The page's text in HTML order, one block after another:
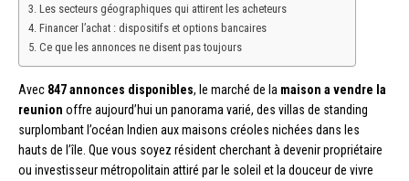
Les secteurs géographiques qui attirent les acheteurs
Financer l’achat : dispositifs et options bancaires
Ce que les annonces ne disent pas toujours
Avec 847 annonces disponibles, le marché de la maison a vendre la
reunion offre aujourd’hui un panorama varié, des villas de standing
surplombant l’océan Indien aux maisons créoles nichées dans les
hauts de l’île. Que vous soyez résident cherchant à devenir propriétaire
ou investisseur métropolitain attiré par le soleil et la douceur de vivre